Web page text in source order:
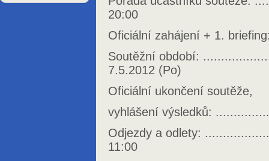
20:00
Oficiální zahájení + 1.
Soutěžní období:
7.5.2012 (Po)
Oficiální ukončení soutěže,
vyhlášení výsledků:
Odjezdy a odlety:
11:00